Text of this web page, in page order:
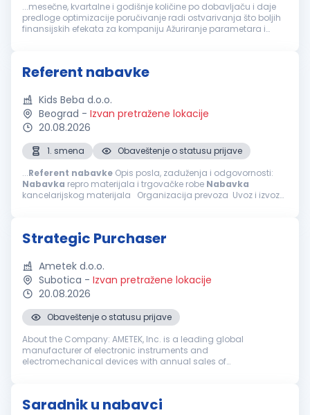
...mesečne, kvartalne i godišnje količine po dobavljaču i daje
predloge optimizacije poručivanje radi ostvarivanja što boljih
finansijskih efekata za kompaniju Ažuriranje parametara i
Referent nabavke
Kids Beba d.o.o.
Beograd - Izvan pretražene lokacije
20.08.2026
1. smena
Obaveštenje o statusu prijave
...Referent nabavke Opis posla, zaduženja i odgovornosti:
Nabavka repro materijala i trgovačke robe Nabavka
kancelarijskog materijala Organizacija prevoza Uvoz i izvoz
Strategic Purchaser
Ametek d.o.o.
Subotica - Izvan pretražene lokacije
20.08.2026
Obaveštenje o statusu prijave
About the Company: AMETEK, Inc. is a leading global
manufacturer of electronic instruments and
electromechanical devices with annual sales of
Saradnik u nabavci